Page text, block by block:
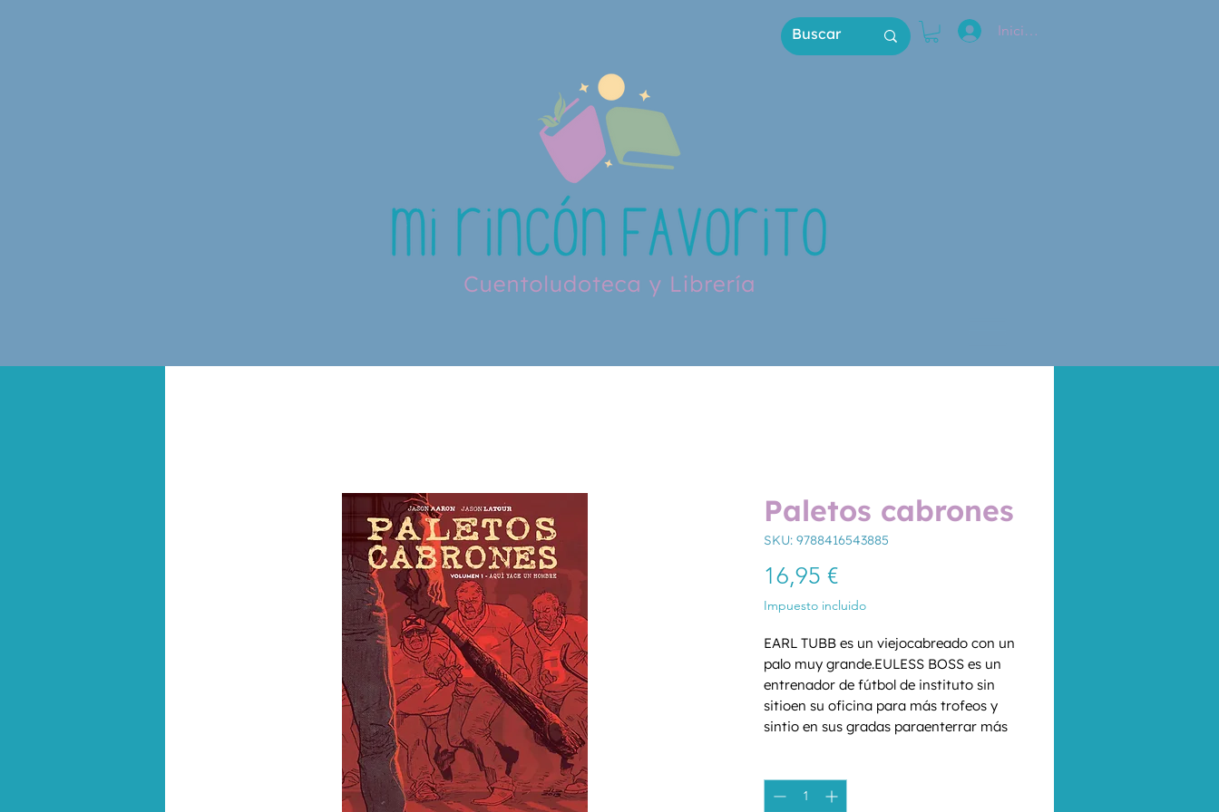
Iniciar sesión
Paletos cabrones
SKU: 9788416543885
16,95 €Precio
Impuesto incluido
EARL TUBB es un viejocabreado con un
palo muy grande.EULESS BOSS es un
entrenador de fútbol de instituto sin
sitioen su oficina para más trofeos y
sintio en sus gradas paraenterrar más
Alabama, hogar de laBoss BBQ, del